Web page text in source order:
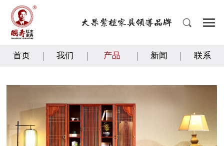
首页 我们 产品 新闻 联系